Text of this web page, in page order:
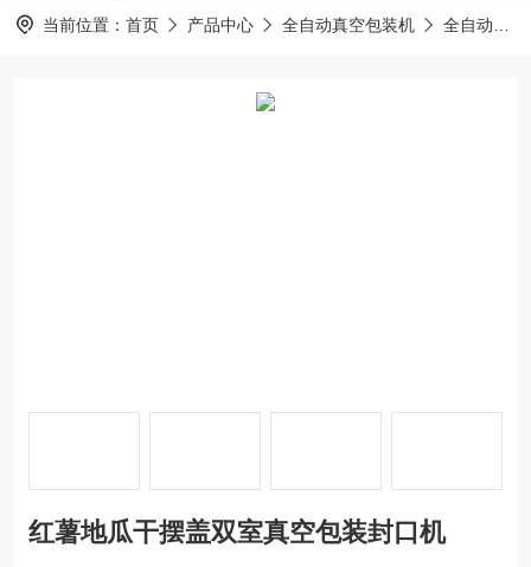
当前位置： 首页 产品中心 全自动真空包装机 全自动双室真空包装机
红薯地瓜干摆盖双室真空包装封口机